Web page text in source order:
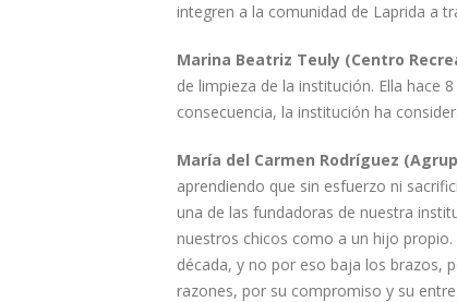
integren a la comunidad de Laprida a
Marina Beatriz Teuly (Centro
de limpieza de la institución. Ella hace
consecuencia, la institución ha
María del Carmen Rodríguez
aprendiendo que sin esfuerzo ni
una de las fundadoras de nuestra
nuestros chicos como a un hijo
década, y no por eso baja los brazos,
razones, por su compromiso y su